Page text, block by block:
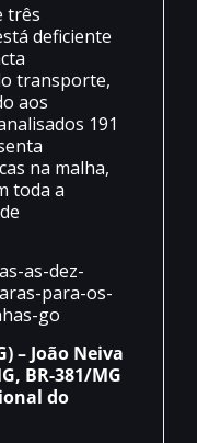
três
deficiente
transporte,
aos
191
na malha,
toda a
– João Neiva
BR-381/MG
do